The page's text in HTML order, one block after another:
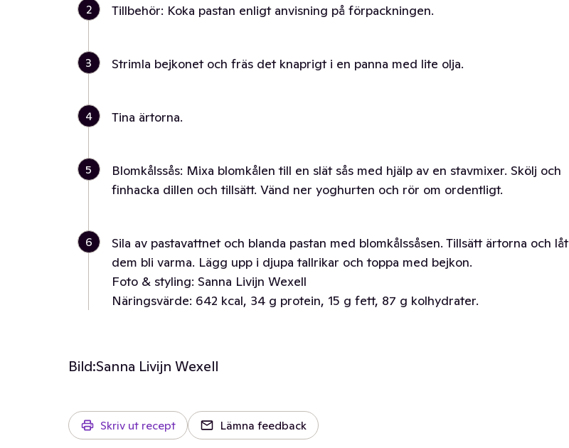
2 Tillbehör: Koka pastan enligt anvisning på förpackningen.
3 Strimla bejkonet och fräs det knaprigt i en panna med lite olja.
4 Tina ärtorna.
5
Blomkålssås: Mixa blomkålen till en slät sås med hjälp av en stavmixer. Skölj och
finhacka dillen och tillsätt. Vänd ner yoghurten och rör om ordentligt.
6
Sila av pastavattnet och blanda pastan med blomkålssåsen. Tillsätt ärtorna och låt
dem bli varma. Lägg upp i djupa tallrikar och toppa med bejkon.
Foto & styling: Sanna Livijn Wexell
Näringsvärde: 642 kcal, 34 g protein, 15 g fett, 87 g kolhydrater.
Bild:Sanna Livijn Wexell
Skriv ut recept Lämna feedback